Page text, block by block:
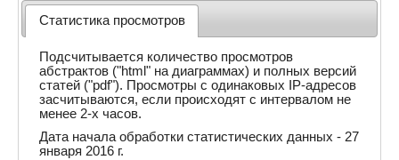
Статистика просмотров
Подсчитывается количество просмотров
абстрактов ("html" на диаграммах) и полных версий
статей ("pdf"). Просмотры с одинаковых IP-адресов
засчитываются, если происходят с интервалом не
менее 2-х часов.
Дата начала обработки статистических данных - 27
января 2016 г.